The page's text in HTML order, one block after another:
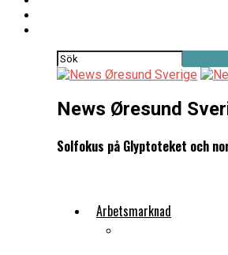
News Øresund
Solfokus på Glyptoteket och
Arbetsmarknad